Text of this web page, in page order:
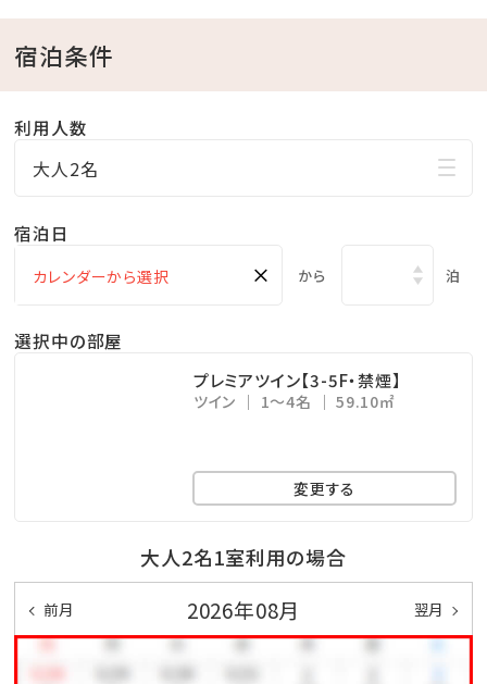
＜館内施設のご案内＞
付 21：30）
・インドアプールご利用無料 ⇒ 8：00～22：00
00／7～9月 9：00～22：00(ナイトプール実施期間）
※屋外プールのご利用は、時期により営業時間が変更
・エステサロン「CREER DU SPA」 ⇒ 10：00～
21：00（最終受付20：00）※年中無休
・コインランドリー （有料） ⇒ 24時間営業（3階）
※全室禁煙ルームでございます。
※レストラン「天」のディナーをご希望の場合は、前日ま
での予約をお願い致します。
公式ホームページより、「Dinner」→「詳細を見る」よ
宿泊条件
利用人数
大人2名
宿泊日
× から 泊
選択中の部屋
プレミアツイン【3-5F・禁煙】
ツイン 1～4名 59.10㎡
変更する
大人2名1室利用の場合
前月 2026年08月 翌月